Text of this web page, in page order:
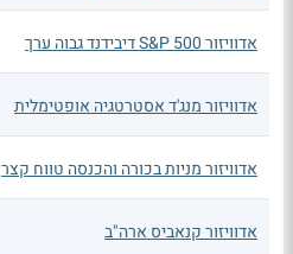
אדוויזור S&P 500 דיבידנד גבוה ערך
אדוויזור מנג'ד אסטרטגיה אופטימלית
אדוויזור מניות בכורה והכנסה טווח קצר
אדוויזור קנאביס ארה"ב